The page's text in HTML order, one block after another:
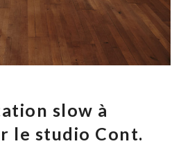
slow à
le studio Cont.